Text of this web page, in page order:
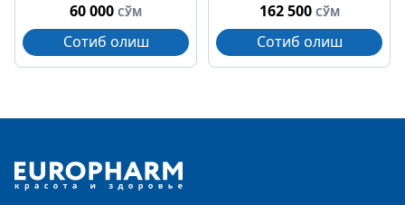
60 000 СЎМ
Сотиб олиш
162 500 СЎМ
Сотиб олиш